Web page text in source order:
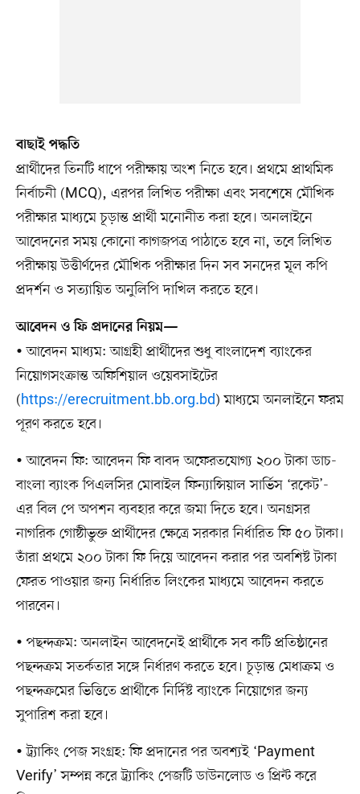
বাছাই পদ্ধতি
প্রার্থীদের তিনটি ধাপে পরীক্ষায় অংশ নিতে হবে। প্রথমে প্রাথমিক
নির্বাচনী (MCQ), এরপর লিখিত পরীক্ষা এবং সবশেষে মৌখিক
পরীক্ষার মাধ্যমে চূড়ান্ত প্রার্থী মনোনীত করা হবে। অনলাইনে
আবেদনের সময় কোনো কাগজপত্র পাঠাতে হবে না, তবে লিখিত
পরীক্ষায় উত্তীর্ণদের মৌখিক পরীক্ষার দিন সব সনদের মূল কপি
প্রদর্শন ও সত্যায়িত অনুলিপি দাখিল করতে হবে।
আবেদন ও ফি প্রদানের নিয়ম—
• আবেদন মাধ্যম: আগ্রহী প্রার্থীদের শুধু বাংলাদেশ ব্যাংকের
নিয়োগসংক্রান্ত অফিশিয়াল ওয়েবসাইটের
(https://erecruitment.bb.org.bd) মাধ্যমে অনলাইনে ফরম
পূরণ করতে হবে।
• আবেদন ফি: আবেদন ফি বাবদ অফেরতযোগ্য ২০০ টাকা ডাচ-
বাংলা ব্যাংক পিএলসির মোবাইল ফিন্যান্সিয়াল সার্ভিস ‘রকেট’-
এর বিল পে অপশন ব্যবহার করে জমা দিতে হবে। অনগ্রসর
নাগরিক গোষ্ঠীভুক্ত প্রার্থীদের ক্ষেত্রে সরকার নির্ধারিত ফি ৫০ টাকা।
তাঁরা প্রথমে ২০০ টাকা ফি দিয়ে আবেদন করার পর অবশিষ্ট টাকা
ফেরত পাওয়ার জন্য নির্ধারিত লিংকের মাধ্যমে আবেদন করতে
পারবেন।
• পছন্দক্রম: অনলাইন আবেদনেই প্রার্থীকে সব কটি প্রতিষ্ঠানের
পছন্দক্রম সতর্কতার সঙ্গে নির্ধারণ করতে হবে। চূড়ান্ত মেধাক্রম ও
পছন্দক্রমের ভিত্তিতে প্রার্থীকে নির্দিষ্ট ব্যাংকে নিয়োগের জন্য
সুপারিশ করা হবে।
• ট্র্যাকিং পেজ সংগ্রহ: ফি প্রদানের পর অবশ্যই ‘Payment
Verify’ সম্পন্ন করে ট্র্যাকিং পেজটি ডাউনলোড ও প্রিন্ট করে